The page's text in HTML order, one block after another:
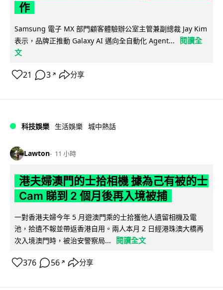
作
Samsung 電子 MX 部門顧客體驗辦公室主管兼副總裁 Jay Kim
表示，品牌正推動 Galaxy AI 邁向全自動化 Agent...
閱讀全
文
21 3 ↗ 分享
科技娛樂 生活娛樂 城中熱話
Lawton 11 小時
港夫婦澳門的士拾相機 據為己有被的士
Cam 睇到 2 個月後再入境被捕
一對香港夫婦今年 5 月遊澳門乘的士拾獲他人遺留相機及電
池，拾遺不報並帶返香港自用。兩人本月 2 日經港珠澳大橋再
次入境澳門時，被治安警察局...
閱讀全文
376 56 ↗ 分享